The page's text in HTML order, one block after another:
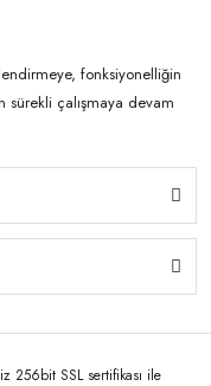
fonksiyonelliğin
çalışmaya devam
256bit SSL sertifikası ile